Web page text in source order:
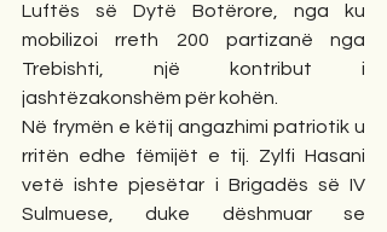
Luftës së Dytë Botërore, nga ku
mobilizoi rreth 200 partizanë nga
Trebishti, një kontribut i
jashtëzakonshëm për kohën.
Në frymën e këtij angazhimi patriotik u
rritën edhe fëmijët e tij. Zylfi Hasani
vetë ishte pjesëtar i Brigadës së IV
Sulmuese, duke dëshmuar se